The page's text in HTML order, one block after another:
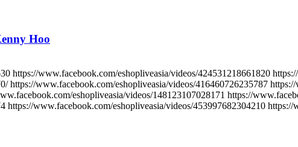
Hoo
https://www.facebook.com/eshopliveasia/videos/424531218661820
https://www.facebook.com/eshopliveasia/videos/416460726235787
eshopliveasia/videos/148123107028171 https://
www.facebook.com/eshopliveasia/videos/453997682304210